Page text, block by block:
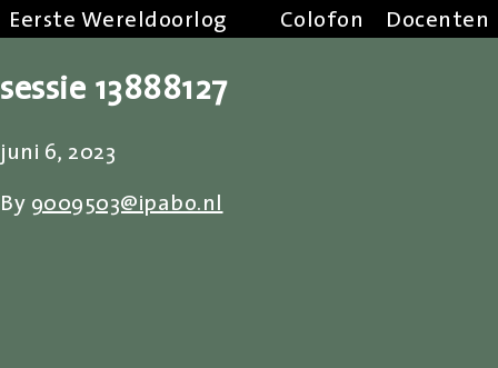
Eerste Wereldoorlog Colofon Docenten
sessie 13888127
juni 6, 2023
By9009503@ipabo.nl